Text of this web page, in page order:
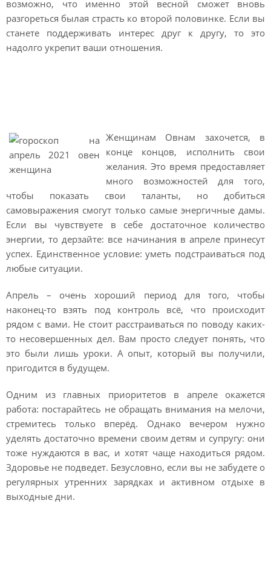
возможно, что именно этой весной сможет вновь
разгореться былая страсть ко второй половинке. Если вы
станете поддерживать интерес друг к другу, то это
надолго укрепит ваши отношения.
Женщинам Овнам захочется, в
конце концов, исполнить свои
желания. Это время предоставляет
много возможностей для того,
чтобы показать свои таланты, но добиться
самовыражения смогут только самые энергичные дамы.
Если вы чувствуете в себе достаточное количество
энергии, то дерзайте: все начинания в апреле принесут
успех. Единственное условие: уметь подстраиваться под
любые ситуации.
Апрель – очень хороший период для того, чтобы
наконец-то взять под контроль всё, что происходит
рядом с вами. Не стоит расстраиваться по поводу каких-
то несовершенных дел. Вам просто следует понять, что
это были лишь уроки. А опыт, который вы получили,
пригодится в будущем.
Одним из главных приоритетов в апреле окажется
работа: постарайтесь не обращать внимания на мелочи,
стремитесь только вперёд. Однако вечером нужно
уделять достаточно времени своим детям и супругу: они
тоже нуждаются в вас, и хотят чаще находиться рядом.
Здоровье не подведет. Безусловно, если вы не забудете о
регулярных утренних зарядках и активном отдыхе в
выходные дни.